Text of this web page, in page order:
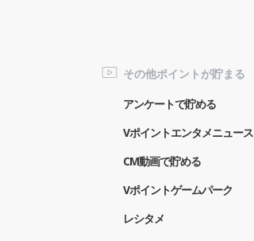
その他ポイントが貯まる
アンケートで貯める
Vポイントエンタメニュース
CM動画で貯める
Vポイントゲームパーク
レシタメ